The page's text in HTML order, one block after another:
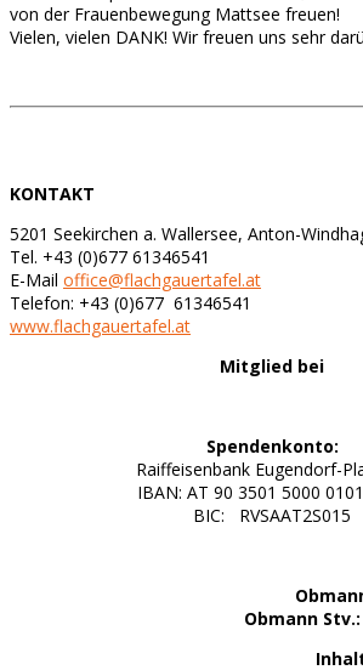
von der Frauenbewegung Mattsee freuen!
Vielen, vielen DANK! Wir freuen uns sehr
KONTAKT
5201 Seekirchen a. Wallersee, Anton-
Tel. +43 (0)677 61346541
E-Mail office@flachgauertafel.at
Telefon: +43 (0)677 61346541
www.flachgauertafel.at
Mitglied bei
Spendenkonto:
Raiffeisenbank Eugendorf-
IBAN: AT 90 3501 5000
BIC: RVSAAT2S015
Obmann Stv.: